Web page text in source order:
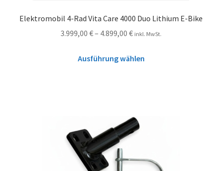
Elektromobil 4-Rad Vita Care 4000 Duo Lithium E-Bike
3.999,00 €– 4.899,00 € inkl. MwSt.
Ausführung wählen